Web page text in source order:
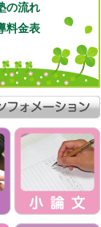
の流れ
料金表